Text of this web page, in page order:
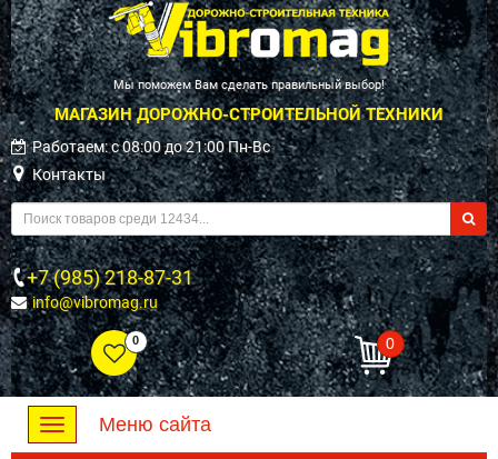
Мы поможем Вам сделать правильный выбор!
МАГАЗИН ДОРОЖНО-СТРОИТЕЛЬНОЙ ТЕХНИКИ
Работаем: c 08:00 до 21:00 Пн-Вс
Контакты
+7 (985) 218-87-31
info@vibromag.ru
0 0
Toggle
navigation
Меню сайта